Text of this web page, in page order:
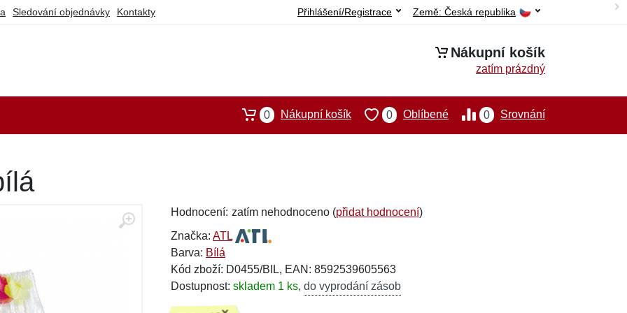
Sledování objednávky Kontakty Země: Česká republika
Přihlášení/Registrace
Nákupní košík
zatím prázdný
0 Srovnání
0 Oblíbené
0 Nákupní košík
Hodnocení: zatím nehodnoceno (přidat hodnocení)
Značka: ATL
Barva: Bílá
Kód zboží: D0455/BIL, EAN: 8592539605563
Dostupnost: skladem 1 ks, do vyprodání zásob